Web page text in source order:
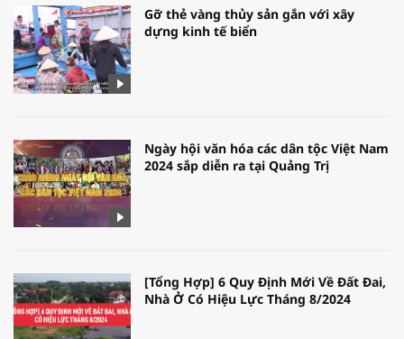
Gỡ thẻ vàng thủy sản gắn với xây
dựng kinh tế biển
Ngày hội văn hóa các dân tộc Việt Nam
2024 sắp diễn ra tại Quảng Trị
[Tổng Hợp] 6 Quy Định Mới Về Đất Đai,
Nhà Ở Có Hiệu Lực Tháng 8/2024